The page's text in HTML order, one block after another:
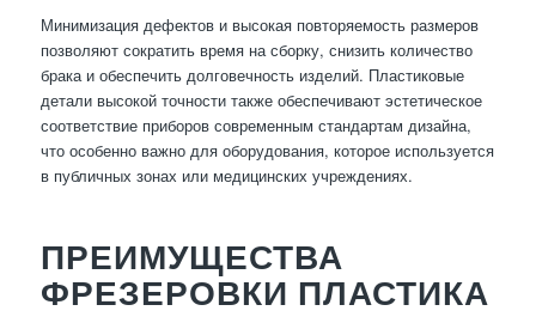
Минимизация дефектов и высокая повторяемость размеров
позволяют сократить время на сборку, снизить количество
брака и обеспечить долговечность изделий. Пластиковые
детали высокой точности также обеспечивают эстетическое
соответствие приборов современным стандартам дизайна,
что особенно важно для оборудования, которое используется
в публичных зонах или медицинских учреждениях.
ПРЕИМУЩЕСТВА
ФРЕЗЕРОВКИ ПЛАСТИКА